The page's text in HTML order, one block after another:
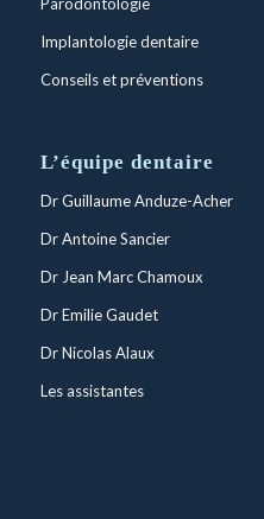
Parodontologie
Implantologie dentaire
Conseils et préventions
L’équipe dentaire
Dr Guillaume Anduze-Acher
Dr Antoine Sancier
Dr Jean Marc Chamoux
Dr Emilie Gaudet
Dr Nicolas Alaux
Les assistantes